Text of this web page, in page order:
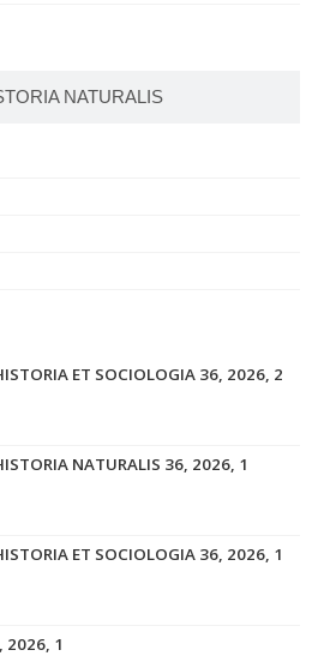
NATURALIS
ET SOCIOLOGIA 36, 2026, 2
NATURALIS 36, 2026, 1
ET SOCIOLOGIA 36, 2026, 1
2026, 1